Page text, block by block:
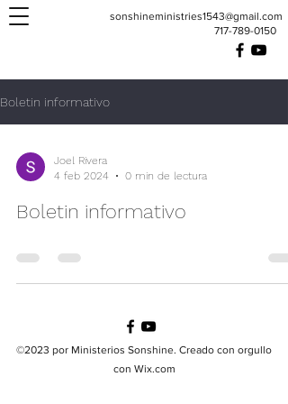
sonshineministries1543@gmail.com
717-789-0150
Boletin informativo
Joel Rivera
4 feb 2024
0 min de lectura
Boletin informativo
©2023 por Ministerios Sonshine. Creado con orgullo
con Wix.com